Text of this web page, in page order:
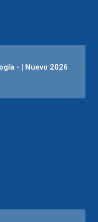
- | Nuevo 2026